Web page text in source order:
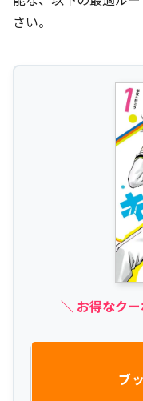
さい。
＼ お得なク
ブ